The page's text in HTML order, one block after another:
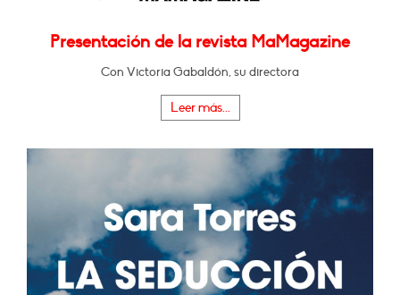
Presentación de la revista MaMagazine
Con Victoria Gabaldón, su directora
Leer más...